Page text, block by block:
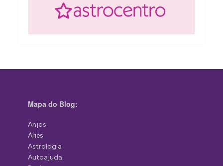
Mapa do Blog:
Anjos
Áries
Astrologia
Autoajuda